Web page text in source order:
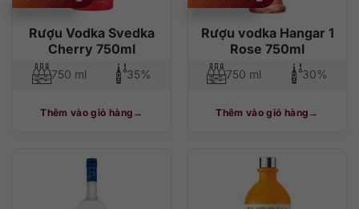
Rượu Vodka Svedka
Cherry 750ml
750 ml 35%
Thêm vào giỏ hàng
Rượu vodka Hangar 1
Rose 750ml
750 ml 30%
Thêm vào giỏ hàng